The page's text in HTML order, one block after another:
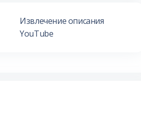
Извлечение описания
YouTube